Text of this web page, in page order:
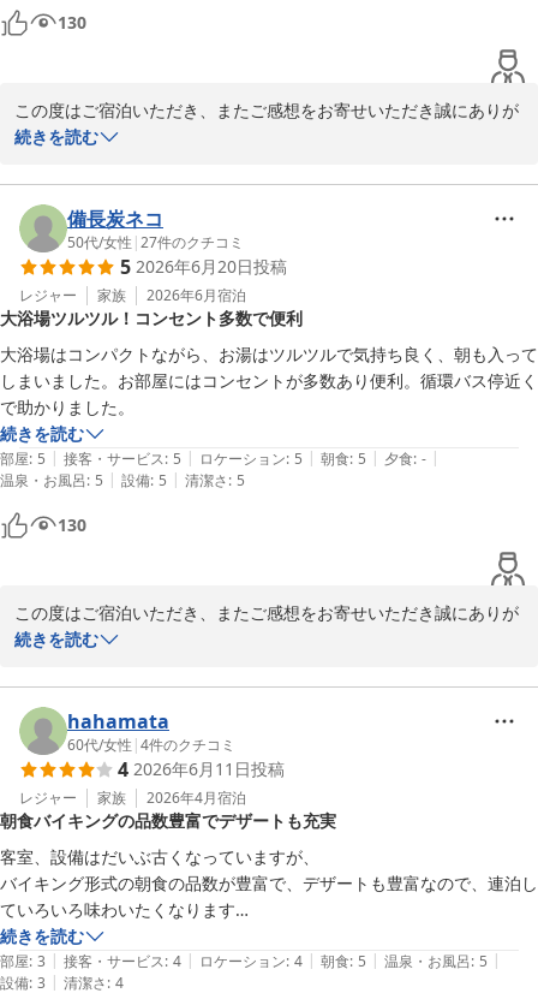
2026-07-06
130
この度はご宿泊いただき、またご感想をお寄せいただき誠にありが
とうございます。
スタッフの対応につきまして、お褒めのお言葉を頂戴し大変嬉しく
思います。スタッフ一同の励みになります。
一方で、お部屋の温度につきましてはご不便をおかけし申し訳ござ
いませんでした。快適にお過ごしいただける環境をご提供できるよ
う、設備面やご案内方法について今後の改善課題として参考にさせ
ていただきます。
貴重なご意見をありがとうございました。またのお越しをスタッフ
一同、心よりお待ちしております。
山形七日町ワシントンホテル
続きを読む
備長炭ネコ
50代/女性 |27件のクチコミ
5 2026年6月20日投稿
レジャー 家族 2026年6月宿泊
大浴場ツルツル！コンセント多数で便利
大浴場はコンパクトながら、お湯はツルツルで気持ち良く、朝も入って
しまいました。お部屋にはコンセントが多数あり便利。循環バス停近く
で助かりました。
続きを読む
部屋: 5 | 接客・サービス: 5 | ロケーション: 5 | 朝食: 5 | 夕食: - |
温泉・お風呂: 5 | 設備: 5 | 清潔さ: 5
130
この度はご宿泊いただき、またご感想をお寄せいただき誠にありが
とうございます。
大浴場のお湯をお気に召していただき、朝風呂もお楽しみいただけ
たとのこと、大変嬉しく拝読いたしました。お部屋のコンセントの
配置につきましても、ご滞在中のお役に立てたようで何よりでござ
います。
また、循環バスの停留所が近く、便利にご利用いただけたとのお言
葉もありがとうございます。今後も快適にお過ごしいただける環境
づくりに努めてまいります。
ぜひまた機会がございましたらお越しくださいませ。スタッフ一
同、心よりお待ちしております。
山形七日町ワシントンホテル
続きを読む
hahamata
60代/女性 |4件のクチコミ
4 2026年6月11日投稿
レジャー 家族 2026年4月宿泊
朝食バイキングの品数豊富でデザートも充実
客室、設備はだいぶ古くなっていますが、
バイキング形式の朝食の品数が豊富で、デザートも豊富なので、連泊し
ていろいろ味わいたくなります
ゆっくり浸かれる風呂があるのも選択のポイントです
続きを読む
部屋: 3 | 接客・サービス: 4 | ロケーション: 4 | 朝食: 5 | 温泉・お風呂: 5 |
設備: 3 | 清潔さ: 4